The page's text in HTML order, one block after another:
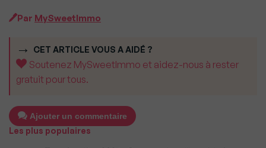
Par MySweetImmo
CET ARTICLE VOUS A AIDÉ ?
Soutenez MySweetImmo et aidez-nous à rester
gratuit pour tous.
Ajouter un commentaire
Les plus populaires